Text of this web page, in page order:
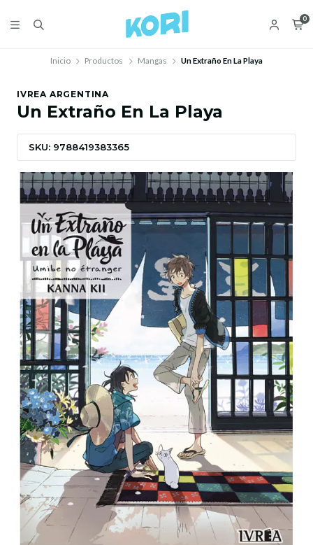
0
Inicio Productos Mangas Un Extraño En La Playa
IVREA ARGENTINA
Un Extraño En La Playa
SKU: 9788419383365